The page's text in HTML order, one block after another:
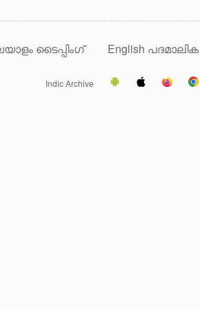
ടൈപ്പിംഗ് English പദമാലിക
Indic Archive